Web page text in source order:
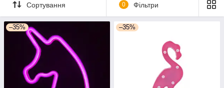
Сортування 0 Фільтри
–35% –35%